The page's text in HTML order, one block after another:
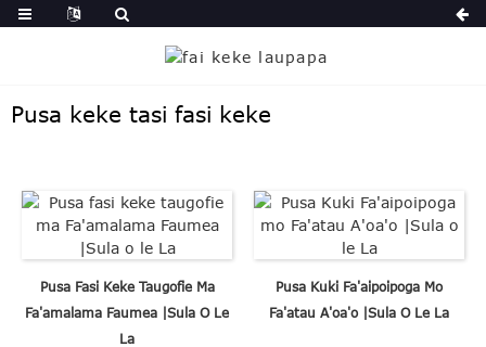
Pusa keke tasi fasi keke
Pusa Fasi Keke Taugofie Ma
Fa'amalama Faumea |Sula O Le
La
Pusa Kuki Fa'aipoipoga Mo
Fa'atau A'oa'o |Sula O Le La